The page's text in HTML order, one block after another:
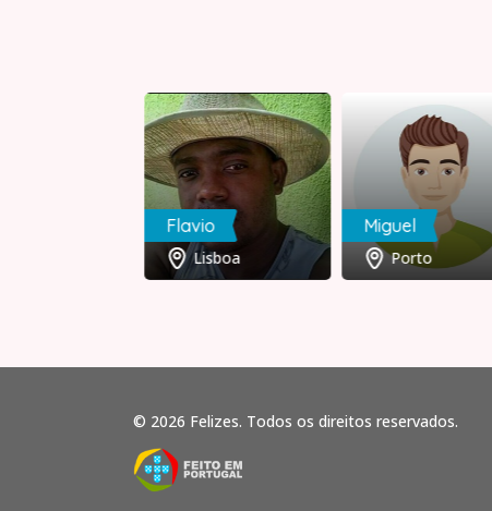
Flavio
Lisboa
Miguel
Porto
© 2026 Felizes. Todos os direitos reservados.